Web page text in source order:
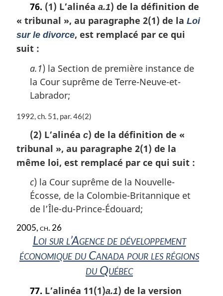
e
a
r
e
76. (1) L’alinéa a.1) de la définition de
« tribunal », au paragraphe 2(1) de la Loi
sur le divorce, est remplacé par ce qui
suit :
a.1) la Section de première instance de
la Cour suprême de Terre-Neuve-et-
Labrador;
N
e
a
l
1992, ch. 51, par. 46(2)
(2) L’alinéa c) de la définition de «
tribunal », au paragraphe 2(1) de la
même loi, est remplacé par ce qui suit :
c) la Cour suprême de la Nouvelle-
Écosse, de la Colombie-Britannique et
de l’Île-du-Prince-Édouard;
2005, ch. 26
Loi sur l’Agence de développement
économique du Canada pour les régions
du Québec
77. L’alinéa 11(1)a.1) de la version